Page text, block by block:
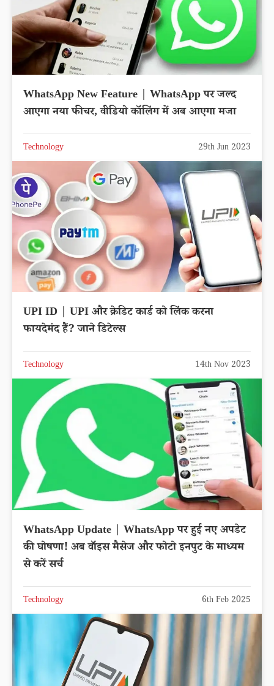
WhatsApp New Feature | WhatsApp पर जल्द
आएगा नया फीचर, वीडियो कॉलिंग में अब आएगा मजा
Technology 29th Jun 2023
UPI ID | UPI और क्रेडिट कार्ड को लिंक करना
फायदेमंद हैं? जाने डिटेल्स
Technology 14th Nov 2023
WhatsApp Update | WhatsApp पर हुई नए अपडेट
की घोषणा! अब वॉइस मैसेज और फोटो इनपुट के माध्यम
से करें सर्च
Technology 6th Feb 2025